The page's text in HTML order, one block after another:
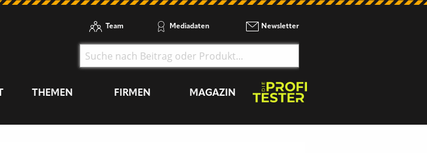
Team Mediadaten Newsletter
THEMEN FIRMEN MAGAZIN